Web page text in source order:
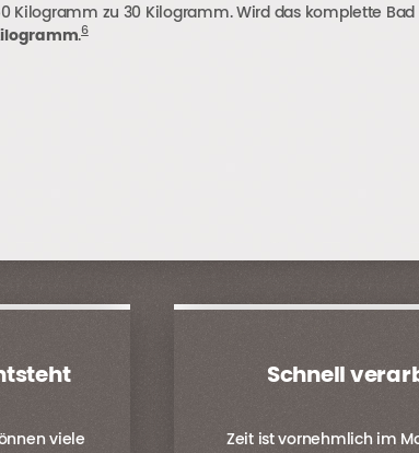
Kilogramm zu 30 Kilogramm. Wird das komplette
.6
viele
Schnell
Zeit ist vornehmlich im